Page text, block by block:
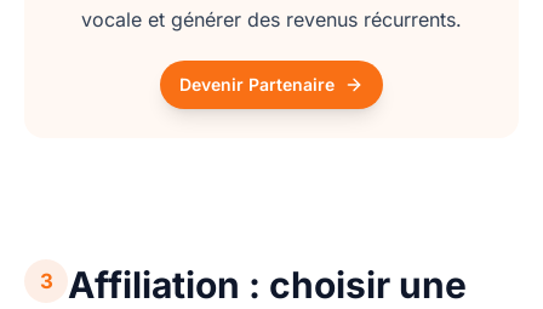
vocale et générer des revenus récurrents.
Devenir Partenaire
3
Affiliation : choisir une